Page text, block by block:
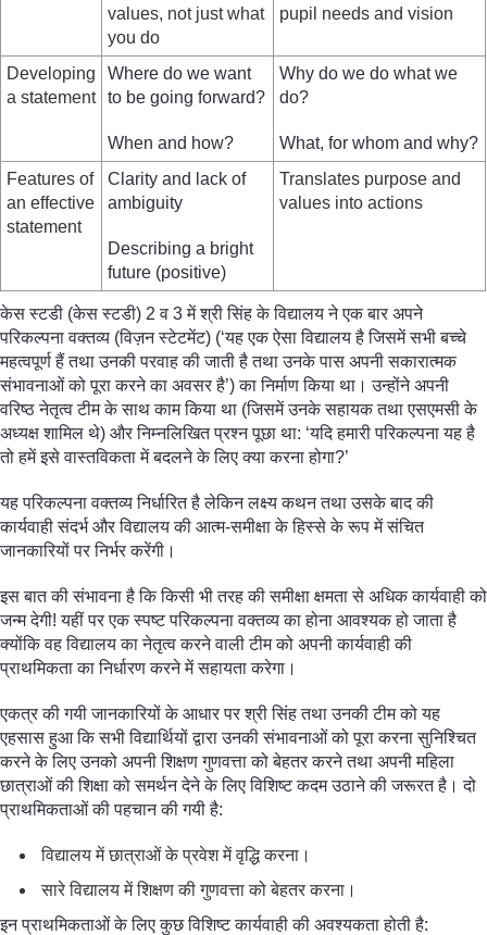
values, not just what
you do
pupil needs and vision
Developing
a statement
Where do we want
to be going forward?
When and how?
Why do we do what we
do?
What, for whom and why?
Features of
an effective
statement
Clarity and lack of
ambiguity
Describing a bright
future (positive)
Translates purpose and
values into actions
केस स्टडी (केस स्टडी) 2 व 3 में श्री सिंह के विद्यालय ने एक बार अपने
परिकल्पना वक्तव्य (विज़न स्टेटमेंट) (‘यह एक ऐसा विद्यालय है जिसमें सभी बच्चे
महत्वपूर्ण हैं तथा उनकी परवाह की जाती है तथा उनके पास अपनी सकारात्मक
संभावनाओं को पूरा करने का अवसर है’) का निर्माण किया था। उन्होंने अपनी
वरिष्ठ नेतृत्व टीम के साथ काम किया था (जिसमें उनके सहायक तथा एसएमसी के
अध्यक्ष शामिल थे) और निम्नलिखित प्रश्न पूछा था: ‘यदि हमारी परिकल्पना यह है
तो हमें इसे वास्तविकता में बदलने के लिए क्या करना होगा?’
यह परिकल्पना वक्तव्य निर्धारित है लेकिन लक्ष्य कथन तथा उसके बाद की
कार्यवाही संदर्भ और विद्यालय की आत्म-समीक्षा के हिस्से के रूप में संचित
जानकारियों पर निर्भर करेंगी।
इस बात की संभावना है कि किसी भी तरह की समीक्षा क्षमता से अधिक कार्यवाही को
जन्म देगी! यहीं पर एक स्पष्ट परिकल्पना वक्तव्य का होना आवश्यक हो जाता है
क्योंकि वह विद्यालय का नेतृत्व करने वाली टीम को अपनी कार्यवाही की
प्राथमिकता का निर्धारण करने में सहायता करेगा।
एकत्र की गयी जानकारियों के आधार पर श्री सिंह तथा उनकी टीम को यह
एहसास हुआ कि सभी विद्यार्थियों द्वारा उनकी संभावनाओं को पूरा करना सुनिश्चित
करने के लिए उनको अपनी शिक्षण गुणवत्ता को बेहतर करने तथा अपनी महिला
छात्राओं की शिक्षा को समर्थन देने के लिए विशिष्ट कदम उठाने की जरूरत है। दो
प्राथमिकताओं की पहचान की गयी है:
विद्यालय में छात्राओं के प्रवेश में वृद्धि करना।
सारे विद्यालय में शिक्षण की गुणवत्ता को बेहतर करना।
इन प्राथमिकताओं के लिए कुछ विशिष्ट कार्यवाही की अवश्यकता होती है: